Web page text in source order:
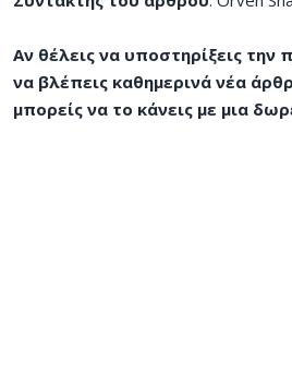
Αν θέλεις να υποστηρίξεις την
να βλέπεις καθημερινά νέα
μπορείς να το κάνεις με μια